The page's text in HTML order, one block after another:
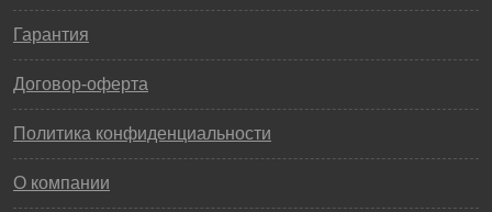
Гарантия
Договор-оферта
Политика конфиденциальности
О компании